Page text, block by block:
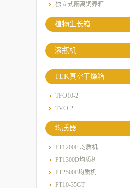
独立式隔离饲养箱
植物生长箱
滚瓶机
TEK真空干燥箱
TFO10-2
TVO-2
均质器
PT1200E 均质机
PT1300D均质机
PT2500E均质机
PT10-35GT